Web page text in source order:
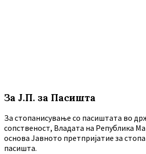
За Ј.П. за Пасишта
За стопанисување со пасиштата во
сопственост, Владата на Република
основа Јавното претпријатие за
пасишта.